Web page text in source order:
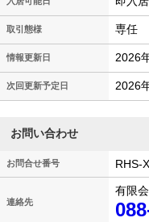
取引態様 専任
情報更新日 2026
次回更新予定日 2026
お問い合わせ
お問合せ番号 RHS-
連絡先
有限